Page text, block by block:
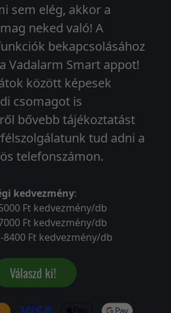
sem elég, akkor a
neked való! A
bekapcsolásához
Vadalarm Smart appot!
között képesek
csomagot is
bővebb tájékoztatást
tud adni a
telefonszámon.
kedvezmény:
Ft kedvezmény/db
Ft kedvezmény/db
8400 Ft kedvezmény/db
Válaszd ki!